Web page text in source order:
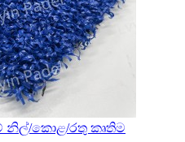
නිල්/කොළ/රතු කෘතිම